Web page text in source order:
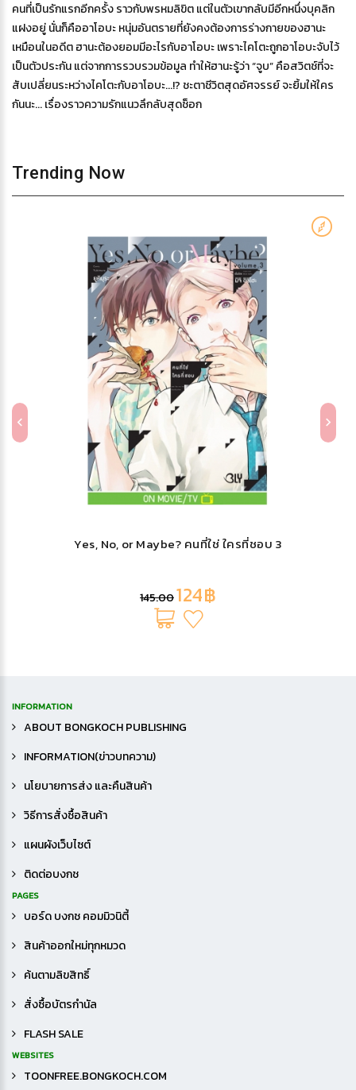
คนที่เป็นรักแรกอีกครั้ง ราวกับพรหมลิขิต แต่ในตัวเขากลับมีอีกหนึ่งบุคลิก
แฝงอยู่ นั่นก็คืออาโอบะ หนุ่มอันตรายที่ยังคงต้องการร่างกายของฮานะ
เหมือนในอดีต ฮานะต้องยอมมีอะไรกับอาโอบะ เพราะไคโตะถูกอาโอบะจับไว้
เป็นตัวประกัน แต่จากการรวบรวมข้อมูล ทำให้ฮานะรู้ว่า “จูบ” คือสวิตช์ที่จะ
สับเปลี่ยนระหว่างไคโตะกับอาโอบะ...!? ชะตาชีวิตสุดอัศจรรย์ จะยิ้มให้ใคร
กันนะ... เรื่องราวความรักแนวลึกลับสุดช็อก
Trending Now
Yes, No, or Maybe? คนที่ใช่ ใครที่ชอบ 3
145.00124฿
INFORMATION
ABOUT BONGKOCH PUBLISHING
INFORMATION(ข่าวบทความ)
นโยบายการส่ง และคืนสินค้า
วิธีการสั่งซื้อสินค้า
แผนผังเว็บไซต์
ติดต่อบงกช
PAGES
บอร์ด บงกช คอมมิวนิตี้
สินค้าออกใหม่ทุกหมวด
ค้นตามลิขสิทธิ์
สั่งซื้อบัตรกำนัล
FLASH SALE
WEBSITES
TOONFREE.BONGKOCH.COM